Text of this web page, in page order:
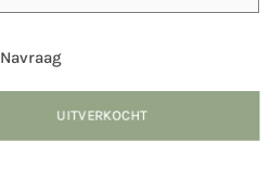
Navraag
UITVERKOCHT